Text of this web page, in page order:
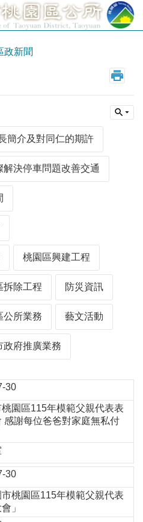
政新聞
簡介及對同仁的期許
解決停車問題改善交通
桃園區興建工程
拆除工程 防災資訊
公所業務 藝文活動
政府推廣業務
30
園區115年模範父親代表表
感謝每位爸爸對家庭無私付
30
市桃園區115年模範父親代表
」